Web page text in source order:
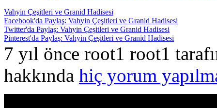
Vahyin Çeşitleri ve Granid Hadisesi
Facebook'da Paylaş: Vahyin Çeşitleri ve Granid Hadisesi
Twitter'da Paylaş: Vahyin Çeşitleri ve Granid Hadisesi
Pinterest'da Paylaş: Vahyin Çeşitleri ve Granid Hadisesi
7 yıl önce root1 root1
hakkında hiç yorum